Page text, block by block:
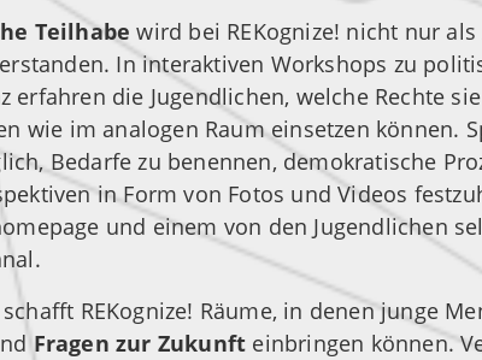
Teilhabe wird bei REKognize! nicht nur
In interaktiven Workshops zu
erfahren die Jugendlichen, welche Rechte
wie im analogen Raum einsetzen können.
Bedarfe zu benennen, demokratische
in Form von Fotos und Videos
und einem von den Jugendlichen
REKognize! Räume, in denen junge
Fragen zur Zukunft einbringen können.